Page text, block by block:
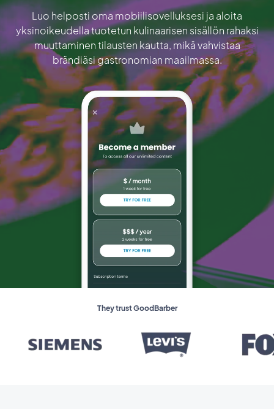
Luo helposti oma mobiilisovelluksesi ja aloita
yksinoikeudella tuotetun kulinaarisen sisällön rahaksi
muuttaminen tilausten kautta, mikä vahvistaa
brändiäsi gastronomian maailmassa.
They trust GoodBarber